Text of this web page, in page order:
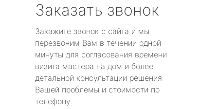
Заказать звонок
Закажите звонок с сайта и мы
перезвоним Вам в течении одной
минуты для согласования времени
визита мастера на дом и более
детальной консультации решения
Вашей проблемы и стоимости по
телефону.